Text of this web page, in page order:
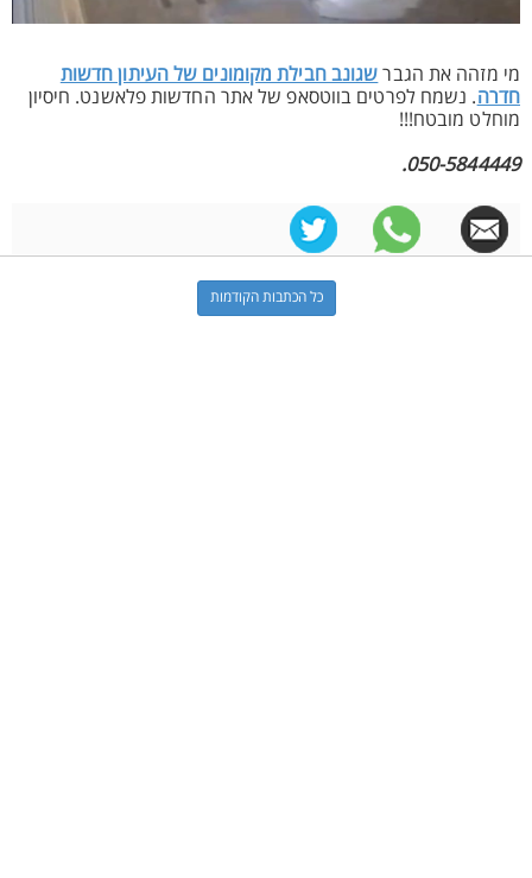
מי מזהה את הגבר שגונב חבילת מקומונים של העיתון חדשות
חדרה. נשמח לפרטים בווטסאפ של אתר החדשות פלאשנט. חיסיון
מוחלט מובטח!!!
050-5844449.
כל הכתבות הקודמות